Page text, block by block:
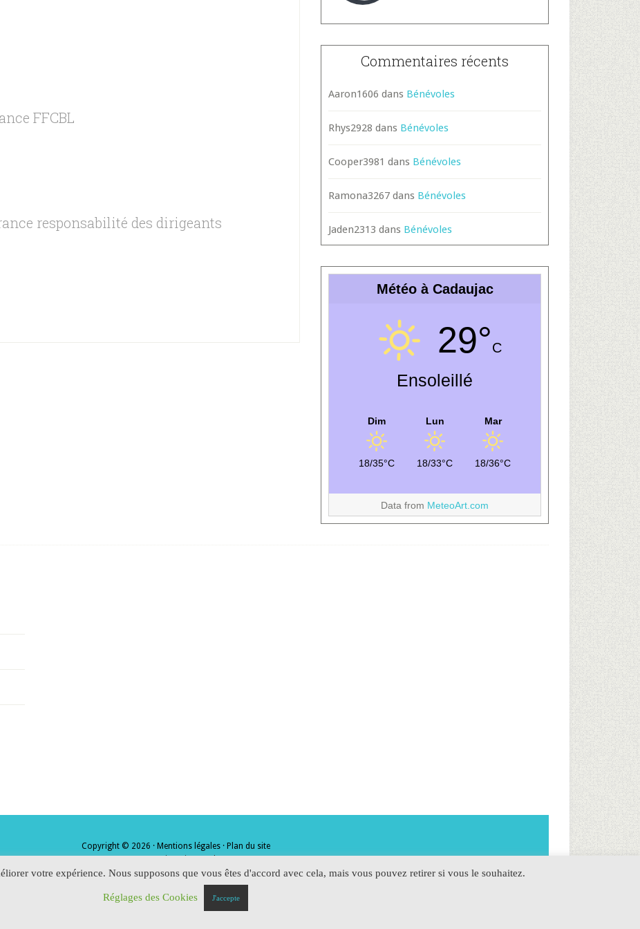
FFCBL
responsabilité des dirigeants
Commentaires récents
Aaron1606 dans Bénévoles
Rhys2928 dans Bénévoles
Cooper3981 dans Bénévoles
Ramona3267 dans Bénévoles
Jaden2313 dans Bénévoles
Météo à Cadaujac
29°C
Ensoleillé
Dim
18/35°C
Lun
18/33°C
Mar
18/36°C
Data from MeteoArt.com
Copyright © 2026 · Mentions légales· Plan du site
votre expérience. Nous supposons que vous êtes d'accord avec cela, mais vous pouvez retirer si vous le souhaitez.
Réglages des Cookies J'accepte